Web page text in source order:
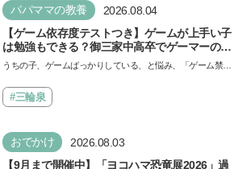
パパママの教養 2026.08.04
【ゲーム依存度テストつき】ゲームが上手い子
は勉強もできる？御三家中高卒でゲーマーの医
師・阿部智史さんが教えるゲームしながら受験
うちの子、ゲームばっかりしている、と悩み、「ゲーム禁
も…#三輪泉
おでかけ 2026.08.03
【9月まで開催中】「ヨコハマ恐竜展2026」過